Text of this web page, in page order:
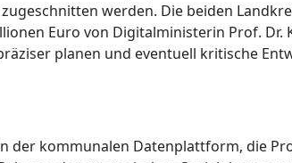
werden. Die beiden
Euro von Digitalministerin Prof. Dr.
planen und eventuell kritische
der kommunalen Datenplattform, die